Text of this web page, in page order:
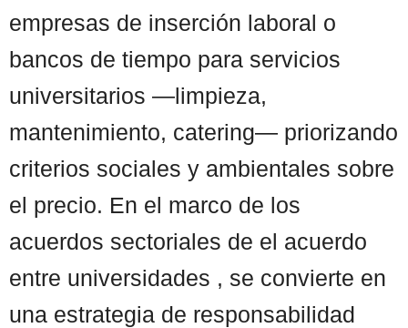
empresas de inserción laboral o
bancos de tiempo para servicios
universitarios —limpieza,
mantenimiento, catering— priorizando
criterios sociales y ambientales sobre
el precio. En el marco de los
acuerdos sectoriales de el acuerdo
entre universidades , se convierte en
una estrategia de responsabilidad